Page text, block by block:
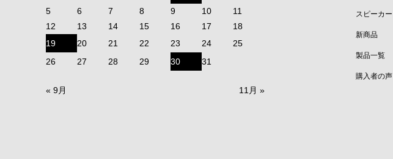
5
6 7 8 9 10
11
12
13 14 15 16 17
18
19
20 21 22 23 24
25
26
27 28 29 30 31
« 9月 11月 »
スピーカー
新商品
製品一覧
購入者の声